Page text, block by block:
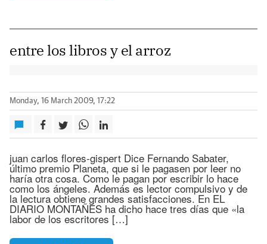
entre los libros y el arroz
Monday, 16 March 2009, 17:22
juan carlos flores-gispert Dice Fernando Sabater,
último premio Planeta, que si le pagasen por leer no
haría otra cosa. Como le pagan por escribir lo hace
como los ángeles. Además es lector compulsivo y de
la lectura obtiene grandes satisfacciones. En EL
DIARIO MONTAÑÉS ha dicho hace tres días que «la
labor de los escritores […]